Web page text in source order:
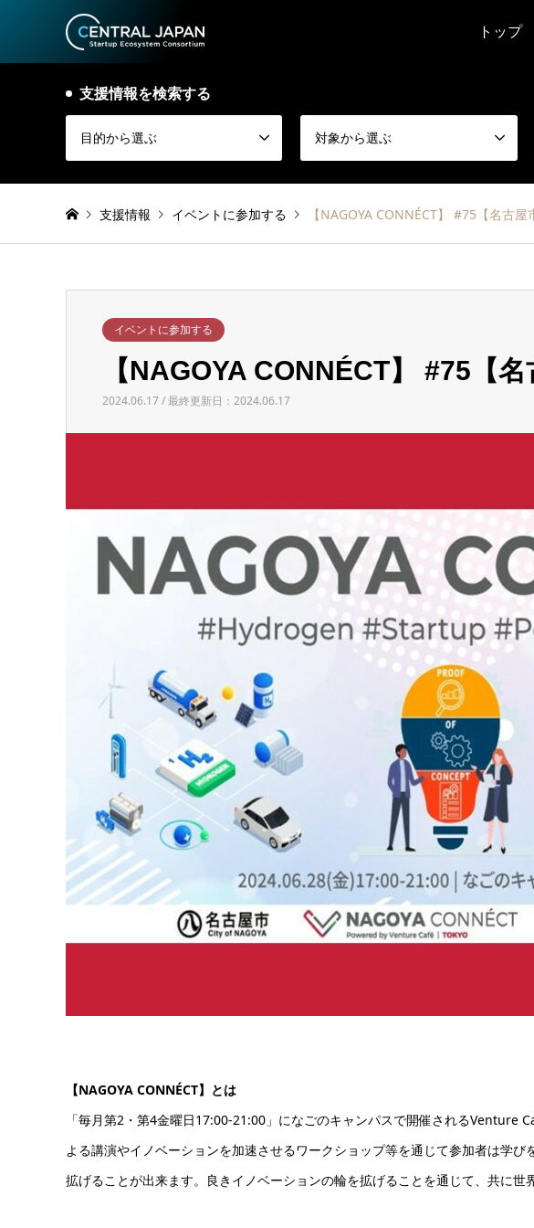
トップ
支援情報を検索する
目的から選ぶ 対象から選ぶ
支援情報 イベントに参加する 【NAGOYA CONNÉCT】 #75【名古屋
イベントに参加する
【NAGOYA CONNÉCT】 #75【名
2024.06.17 / 最終更新日：2024.06.17
【NAGOYA CONNÉCT】とは
「毎月第2・第4金曜日17:00-21:00」になごのキャンパスで開催されるVenture
よる講演やイノベーションを加速させるワークショップ等を通じて参加者は学
拡げることが出来ます。良きイノベーションの輪を拡げることを通じて、共に世